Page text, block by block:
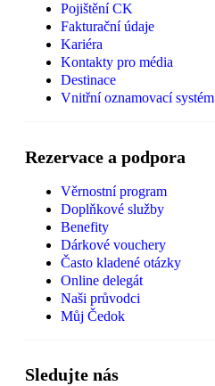
Pojištění CK
Fakturační údaje
Kariéra
Kontakty pro média
Destinace
Vnitřní oznamovací systém
Rezervace a podpora
Věrnostní program
Doplňkové služby
Benefity
Dárkové vouchery
Často kladené otázky
Online delegát
Naši průvodci
Můj Čedok
Sledujte nás